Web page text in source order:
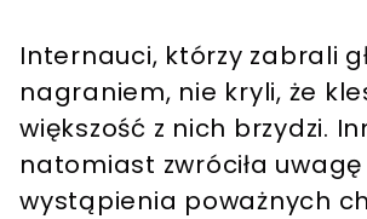
Internauci, którzy zabrali
nagraniem, nie kryli, że
większość z nich brzydzi.
natomiast zwróciła
wystąpienia poważnych